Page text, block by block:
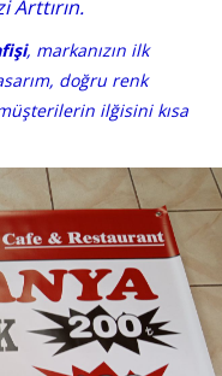
Arttırın.
, markanızın ilk
doğru renk
ilğisini kısa